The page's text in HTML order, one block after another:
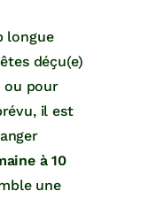
longue
déçu(e)
ou pour
il est
à 10
une